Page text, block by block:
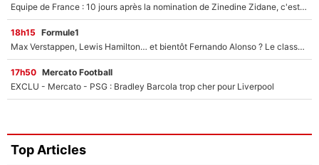
Equipe de France : 10 jours après la nomination de Zinedine Zidane, c'est au tour de son fils de prendre un nouveau départ !
18h15 Formule1
Max Verstappen, Lewis Hamilton… et bientôt Fernando Alonso ? Le classement des pilotes les mieux payés en Formule 1 risque de changer !
17h50 Mercato Football
EXCLU - Mercato - PSG : Bradley Barcola trop cher pour Liverpool
Top Articles